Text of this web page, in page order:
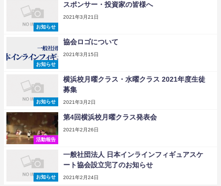
お知らせ
スポンサー・投資家の皆様へ
2021年3月21日
お知らせ
協会ロゴについて
2021年3月15日
お知らせ
横浜校月曜クラス・水曜クラス 2021年度生徒
募集
2021年3月2日
活動報告
第4回横浜校月曜クラス発表会
2021年2月26日
お知らせ
一般社団法人 日本インラインフィギュアスケ
ート協会設立完了のお知らせ
2021年2月24日